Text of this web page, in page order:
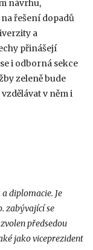
návrhu,
řešení dopadů
a
přinášejí
i odborná sekce
zeleně bude
v něm i
diplomacie. Je
zabývající se
předsedou
jako viceprezident